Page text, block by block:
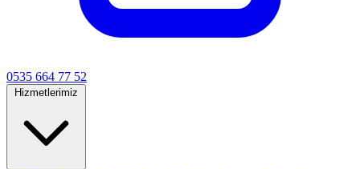
0535 664 77 52